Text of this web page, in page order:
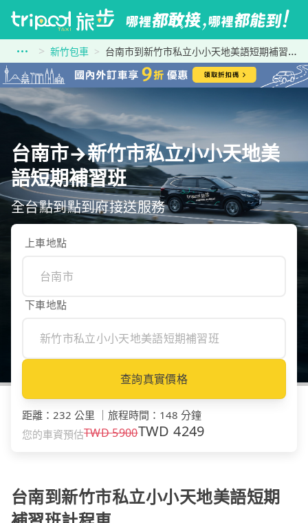
新竹包車 台南市到新竹市私立小小天地美語短期補習班
台南市→新竹市私立小小天地美
語短期補習班
全台點到點到府接送服務
上車地點
下車地點
查詢真實價格
距離 ： 232 公里 旅程時間 ： 148 分鐘
您的車資預估TWD5900TWD4249
台南到新竹市私立小小天地美語短期